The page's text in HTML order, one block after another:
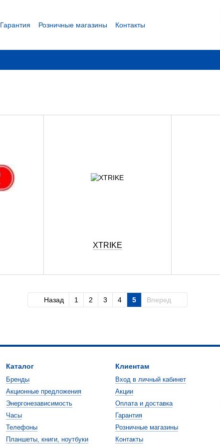
Гарантия Розничные магазины
Контакты
XTRIKE
Назад 1 2 3 4 5 Вперед
Каталог
Бренды
Акционные предложения
Энергонезависимость
Часы
Телефоны
Планшеты, книги, ноутбуки
Клиентам
Вход в личный кабинет
Акции
Оплата и доставка
Гарантия
Розничные магазины
Контакты